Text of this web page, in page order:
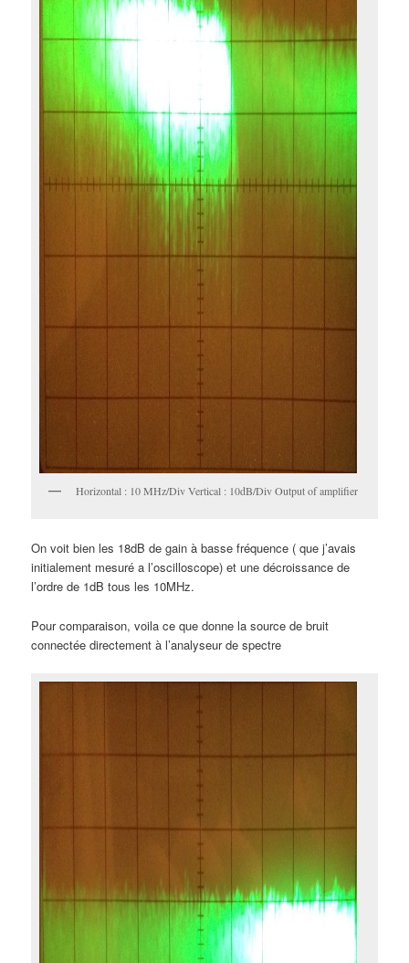
Horizontal : 10 MHz/Div Vertical : 10dB/Div Output of amplifier
On voit bien les 18dB de gain à basse fréquence ( que j’avais
initialement mesuré a l’oscilloscope) et une décroissance de
l’ordre de 1dB tous les 10MHz.
Pour comparaison, voila ce que donne la source de bruit
connectée directement à l’analyseur de spectre